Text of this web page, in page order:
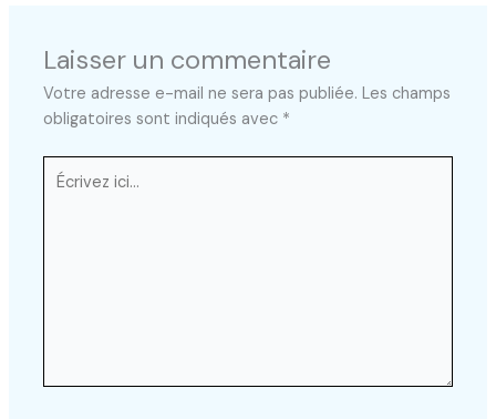
Laisser un commentaire
Votre adresse e-mail ne sera pas publiée. Les champs
obligatoires sont indiqués avec *
Écrivez
ici…